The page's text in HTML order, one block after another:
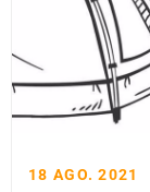
18 AGO. 2021